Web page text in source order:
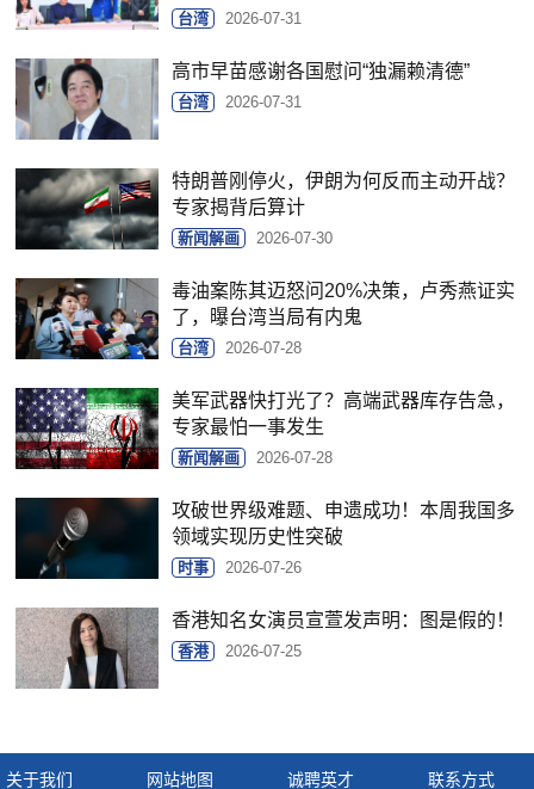
台湾 2026-07-31
高市早苗感谢各国慰问“独漏赖清德”
台湾 2026-07-31
特朗普刚停火，伊朗为何反而主动开战？
专家揭背后算计
新闻解画 2026-07-30
毒油案陈其迈怒问20%决策，卢秀燕证实
了，曝台湾当局有内鬼
台湾 2026-07-28
美军武器快打光了？高端武器库存告急，
专家最怕一事发生
新闻解画 2026-07-28
攻破世界级难题、申遗成功！本周我国多
领域实现历史性突破
时事 2026-07-26
香港知名女演员宣萱发声明：图是假的！
香港 2026-07-25
关于我们 网站地图 诚聘英才 联系方式